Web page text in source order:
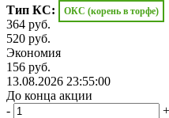
Тип КС: ОКС (корень в торфе)
364 руб.
520 руб.
Экономия
156 руб.
13.08.2026 23:55:00
До конца акции
-
+